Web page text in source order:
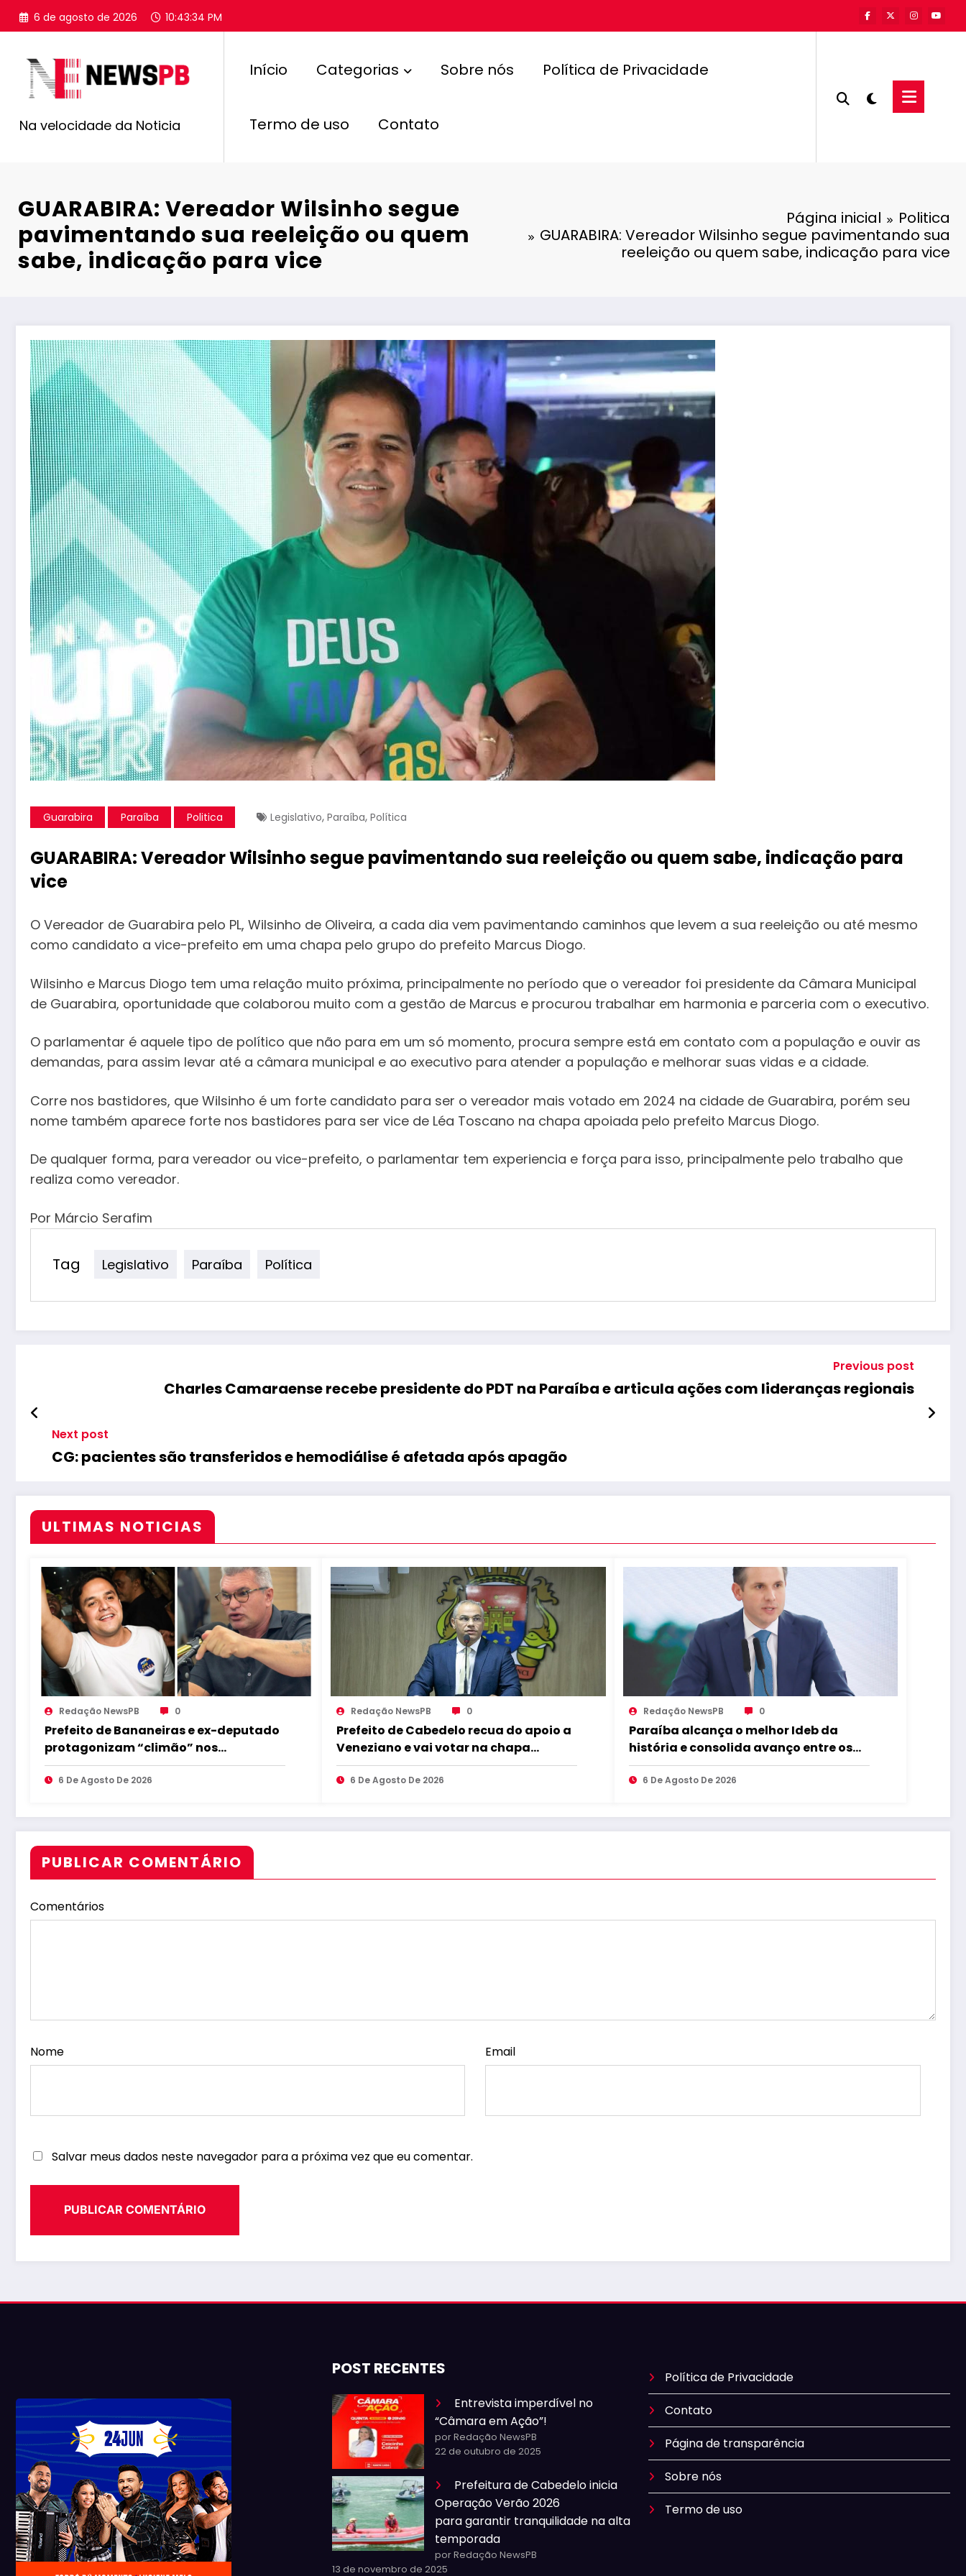
Pular
para
conteúdo
6 de agosto de 2026 10:43:35 PM
Na velocidade da Noticia
Início Categorias Sobre nós Política de Privacidade
Termo de uso Contato
GUARABIRA: Vereador Wilsinho segue
pavimentando sua reeleição ou quem
sabe, indicação para vice
Página inicial
Politica
GUARABIRA: Vereador Wilsinho segue pavimentando sua
reeleição ou quem sabe, indicação para vice
Guarabira Paraíba Politica Legislativo, Paraíba, Política
GUARABIRA: Vereador Wilsinho segue pavimentando sua reeleição ou quem sabe, indicação para
vice
O Vereador de Guarabira pelo PL, Wilsinho de Oliveira, a cada dia vem pavimentando caminhos que levem a sua reeleição ou até mesmo
como candidato a vice-prefeito em uma chapa pelo grupo do prefeito Marcus Diogo.
Wilsinho e Marcus Diogo tem uma relação muito próxima, principalmente no período que o vereador foi presidente da Câmara Municipal
de Guarabira, oportunidade que colaborou muito com a gestão de Marcus e procurou trabalhar em harmonia e parceria com o executivo.
O parlamentar é aquele tipo de político que não para em um só momento, procura sempre está em contato com a população e ouvir as
demandas, para assim levar até a câmara municipal e ao executivo para atender a população e melhorar suas vidas e a cidade.
Corre nos bastidores, que Wilsinho é um forte candidato para ser o vereador mais votado em 2024 na cidade de Guarabira, porém seu
nome também aparece forte nos bastidores para ser vice de Léa Toscano na chapa apoiada pelo prefeito Marcus Diogo.
De qualquer forma, para vereador ou vice-prefeito, o parlamentar tem experiencia e força para isso, principalmente pelo trabalho que
realiza como vereador.
Por Márcio Serafim
Tag Legislativo Paraíba Política
Previous post
Charles Camaraense recebe presidente do PDT na Paraíba e articula ações com lideranças regionais
Next post
CG: pacientes são transferidos e hemodiálise é afetada após apagão
ULTIMAS NOTICIAS
Redação NewsPB 0
Prefeito de Bananeiras e ex-deputado
protagonizam “climão” nos
bastidores da convenção de Lucas
6 De Agosto De 2026
Redação NewsPB 0
Prefeito de Cabedelo recua do apoio a
Veneziano e vai votar na chapa
governista completa
6 De Agosto De 2026
Redação NewsPB 0
Paraíba alcança o melhor Ideb da
história e consolida avanço entre os
maiores do Brasil
6 De Agosto De 2026
PUBLICAR COMENTÁRIO
Comentários
Nome Email
Salvar meus dados neste navegador para a próxima vez que eu comentar.
POST RECENTES
Entrevista imperdível no
“Câmara em Ação”!
por Redação NewsPB
22 de outubro de 2025
Prefeitura de Cabedelo inicia
Operação Verão 2026
para garantir tranquilidade na alta
temporada
por Redação NewsPB
13 de novembro de 2025
Política de Privacidade
Contato
Página de transparência
Sobre nós
Termo de uso